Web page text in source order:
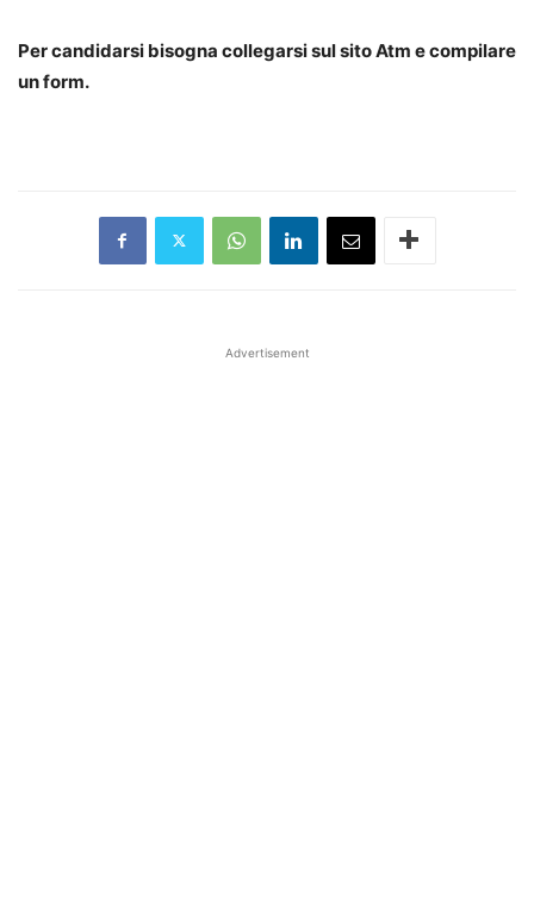
Per candidarsi bisogna collegarsi sul sito Atm e compilare
un form.
Advertisement